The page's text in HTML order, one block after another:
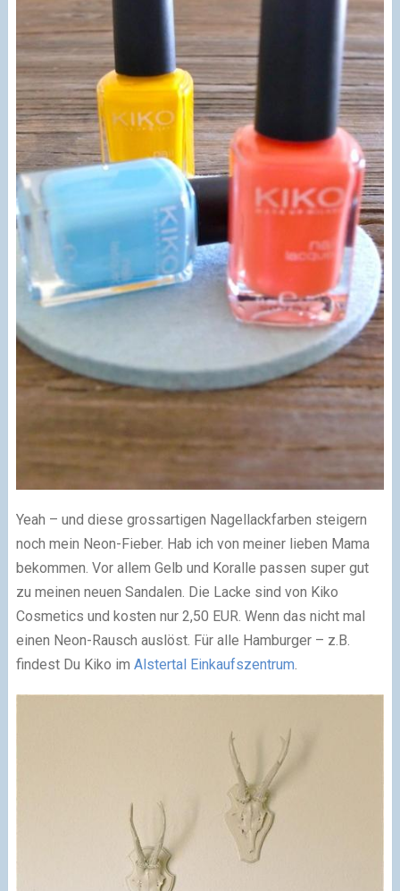
Yeah – und diese grossartigen Nagellackfarben steigern
noch mein Neon-Fieber. Hab ich von meiner lieben Mama
bekommen. Vor allem Gelb und Koralle passen super gut
zu meinen neuen Sandalen. Die Lacke sind von Kiko
Cosmetics und kosten nur 2,50 EUR. Wenn das nicht mal
einen Neon-Rausch auslöst. Für alle Hamburger – z.B.
findest Du Kiko im Alstertal Einkaufszentrum.